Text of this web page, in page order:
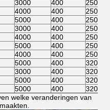
3000 400 250
4000 400 250
5000 400 250
3000 400 250
4000 400 250
5000 400 250
4000 400 250
5000 400 320
3000 400 320
5000 400 320
5000 400 320
welke veranderingen van